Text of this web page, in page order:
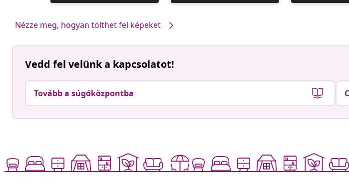
közzétevője
közzétevője
közzétevője
Nézze meg, hogyan tölthet fel képeket
Vedd fel velünk a kapcsolatot!
Tovább a súgóközpontba